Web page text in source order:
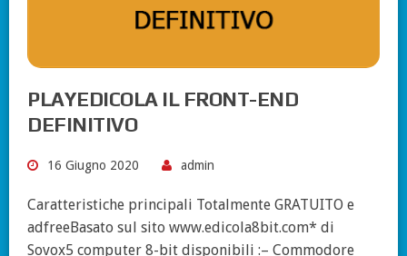
PLAYEDICOLA IL FRONT-END
DEFINITIVO
16 Giugno 2020 admin
Caratteristiche principali Totalmente GRATUITO e
adfreeBasato sul sito www.edicola8bit.com* di
Sovox5 computer 8-bit disponibili :– Commodore